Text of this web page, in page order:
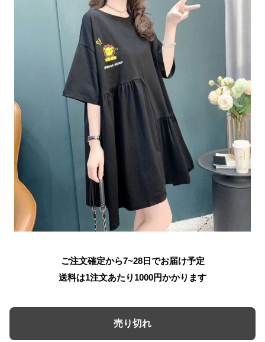
ご注文確定から7~28日でお届け予定
送料は1注文あたり 1000円かかります
売り切れ